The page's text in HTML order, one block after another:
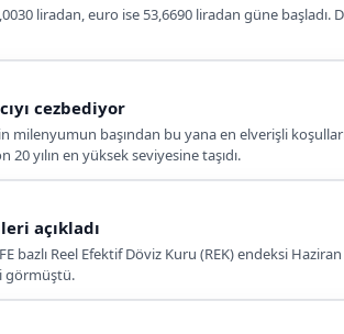
liradan, euro ise 53,6690 liradan güne başladı.
cezbediyor
başından bu yana en elverişli
yılın en yüksek seviyesine taşıdı.
açıkladı
bazlı Reel Efektif Döviz Kuru (REK) endeksi
görmüştü.